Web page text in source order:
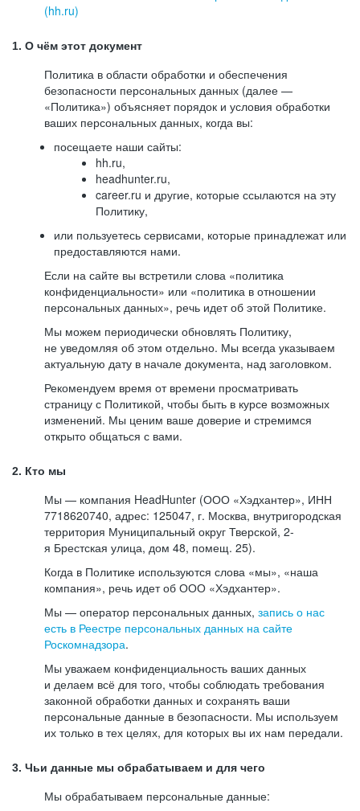
(hh.ru)
1. О чём этот документ
Политика в области обработки и обеспечения
безопасности персональных данных (далее —
«Политика») объясняет порядок и условия обработки
ваших персональных данных, когда вы:
посещаете наши сайты:
hh.ru,
headhunter.ru,
career.ru и другие, которые ссылаются на эту
Политику,
или пользуетесь сервисами, которые принадлежат или
предоставляются нами.
Если на сайте вы встретили слова «политика
конфиденциальности» или «политика в отношении
персональных данных», речь идет об этой Политике.
Мы можем периодически обновлять Политику,
не уведомляя об этом отдельно. Мы всегда указываем
актуальную дату в начале документа, над заголовком.
Рекомендуем время от времени просматривать
страницу с Политикой, чтобы быть в курсе возможных
изменений. Мы ценим ваше доверие и стремимся
открыто общаться с вами.
2. Кто мы
Мы — компания HeadHunter (ООО «Хэдхантер», ИНН
7718620740, адрес: 125047, г. Москва, внутригородская
территория Муниципальный округ Тверской, 2-
я Брестская улица, дом 48, помещ. 25).
Когда в Политике используются слова «мы», «наша
компания», речь идет об ООО «Хэдхантер».
Мы — оператор персональных данных, запись о нас
есть в Реестре персональных данных на сайте
Роскомнадзора.
Мы уважаем конфиденциальность ваших данных
и делаем всё для того, чтобы соблюдать требования
законной обработки данных и сохранять ваши
персональные данные в безопасности. Мы используем
их только в тех целях, для которых вы их нам передали.
3. Чьи данные мы обрабатываем и для чего
Мы обрабатываем персональные данные: